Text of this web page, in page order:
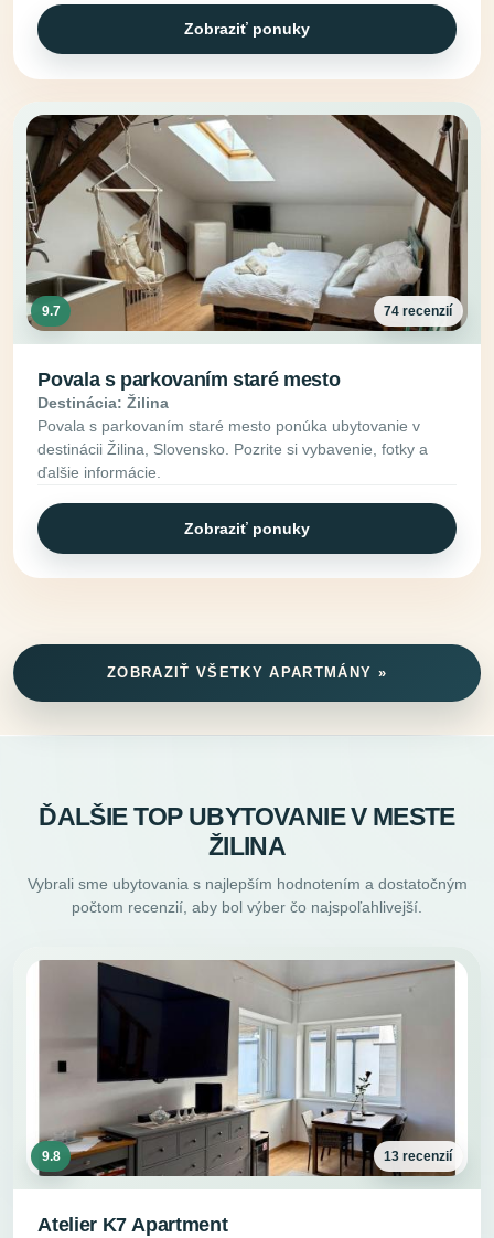
Zobraziť ponuky
9.7 74 recenzií
Povala s parkovaním staré mesto
Destinácia: Žilina
Povala s parkovaním staré mesto ponúka ubytovanie v
destinácii Žilina, Slovensko. Pozrite si vybavenie, fotky a
ďalšie informácie.
Zobraziť ponuky
ZOBRAZIŤ VŠETKY APARTMÁNY »
ĎALŠIE TOP UBYTOVANIE V MESTE
ŽILINA
Vybrali sme ubytovania s najlepším hodnotením a dostatočným
počtom recenzií, aby bol výber čo najspoľahlivejší.
9.8 13 recenzií
Atelier K7 Apartment